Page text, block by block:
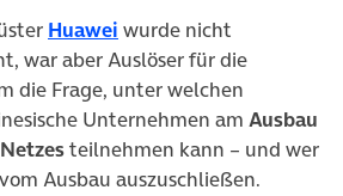
Huawei (öffnet in neuem Tab)
wurde nicht
war aber Auslöser für die
die Frage, unter welchen
Unternehmen am Ausbau
teilnehmen kann – und wer
Ausbau auszuschließen.